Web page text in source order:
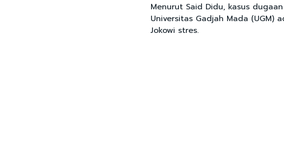
Menurut Said Didu, kasus
Universitas Gadjah Mada (UGM)
Jokowi stres.